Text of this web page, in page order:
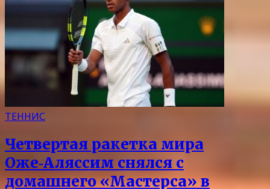
ТЕННИС
Четвертая ракетка мира
Оже‑Аляссим снялся с
домашнего «Мастерса» в